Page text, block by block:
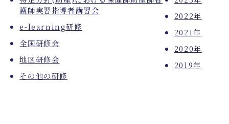
護師実習指導者講習会
e-learning研修
全国研修会
地区研修会
その他の研修
2022年
2021年
2020年
2019年